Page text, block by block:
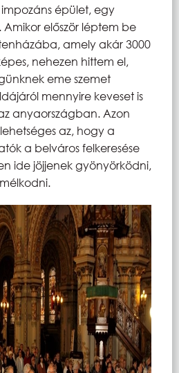
épület, egy
Amikor először léptem be
amely akár 3000
nehezen hittem el,
eme szemet
mennyire keveset is
anyaországban. Azon
az, hogy a
a belváros felkeresése
ide jöjjenek gyönyörködni,